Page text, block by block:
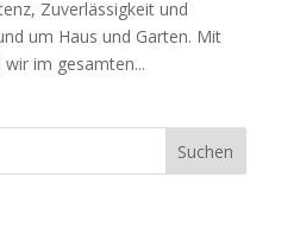
Zuverlässigkeit und
um Haus und Garten. Mit
wir im gesamten...
Suchen